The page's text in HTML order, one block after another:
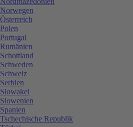
Norwegen
Österreich
Polen
Portugal
Rumänien
Schottland
Schweden
Schweiz
Serbien
Slowakei
Slowenien
Spanien
Tschechische Republik